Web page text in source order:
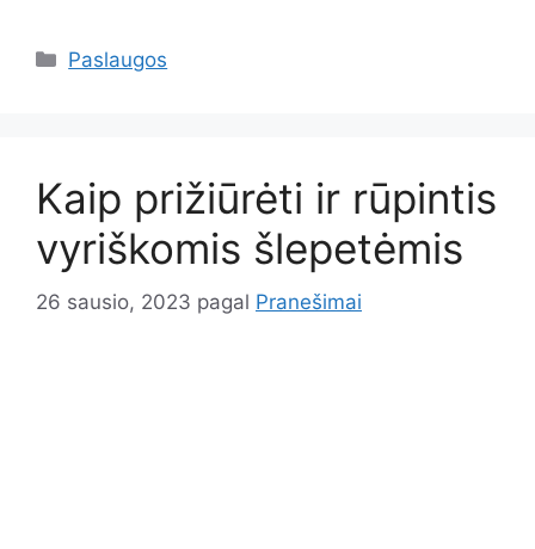
Kategorijos
Paslaugos
Kaip prižiūrėti ir rūpintis
vyriškomis šlepetėmis
26 sausio, 2023 pagal Pranešimai